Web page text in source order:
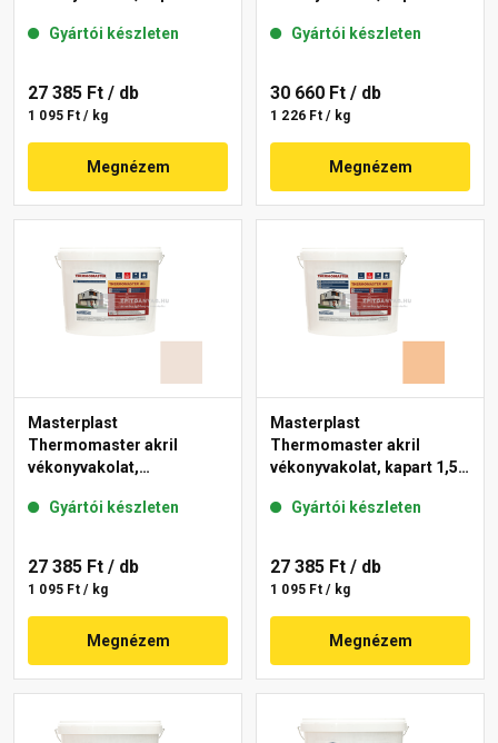
Gyártói készleten
27 385 Ft / db
1 095 Ft / kg
Megnézem
Gyártói készleten
30 660 Ft / db
1 226 Ft / kg
Megnézem
Masterplast
Thermomaster akril
vékonyvakolat,
44-F 25 kg
Gyártói készleten
27 385 Ft / db
1 095 Ft / kg
Megnézem
Masterplast
Thermomaster akril
vékonyvakolat, kapart 1,5
Gyártói készleten
27 385 Ft / db
1 095 Ft / kg
Megnézem